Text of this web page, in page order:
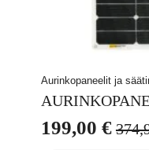
Aurinkopaneelit ja
199,00 €
Nykyinen